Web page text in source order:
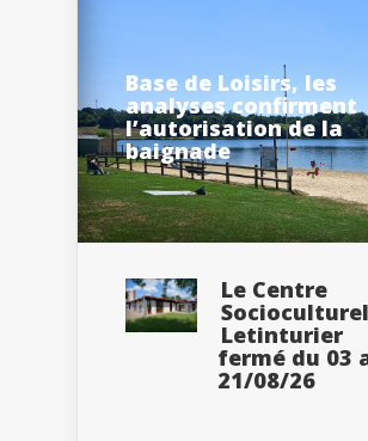
Base de Loisirs, les
analyses confirment
l’autorisation de la
baignade
Le Centre
Letinturier
fermé du 03
21/08/26